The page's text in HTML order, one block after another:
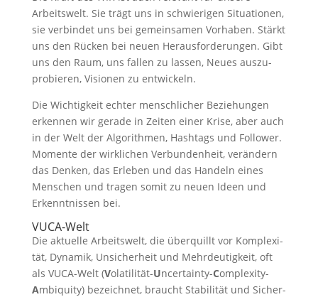
Arbeits­welt. Sie trägt uns in schwie­ri­gen Situa­tio­nen,
sie ver­bin­det uns bei gemein­sa­men Vor­ha­ben. Stärkt
uns den Rücken bei neu­en Her­aus­for­de­run­gen. Gibt
uns den Raum, uns fal­len zu las­sen, Neu­es aus­zu­
pro­bie­ren, Visio­nen zu entwickeln.
Die Wich­tig­keit ech­ter mensch­li­cher Bezie­hun­gen
erken­nen wir gera­de in Zei­ten einer Kri­se, aber auch
in der Welt der Algo­rith­men, Hash­tags und Fol­lower.
Momen­te der wirk­li­chen Ver­bun­den­heit, ver­än­dern
das Den­ken, das Erle­ben und das Han­deln eines
Men­schen und tra­gen somit zu neu­en Ideen und
Erkennt­nis­sen bei.
VUCA-Welt
Die aktu­el­le Arbeits­welt, die über­quillt vor Kom­ple­xi­
tät, Dyna­mik, Unsi­cher­heit und Mehr­deu­tig­keit, oft
als VUCA-Welt (Vola­ti­li­tät-Uncer­tain­ty-Comple­xi­ty-
Ambi­qui­ty) bezeich­net, braucht Sta­bi­li­tät und Sicher­